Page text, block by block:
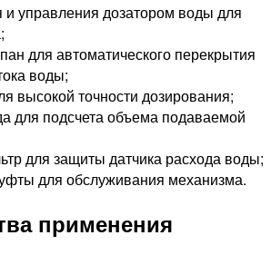
и управления дозатором воды для
для автоматического перекрытия
воды;
высокой точности дозирования;
для подсчета объема подаваемой
для защиты датчика расхода воды;
для обслуживания механизма.
применения